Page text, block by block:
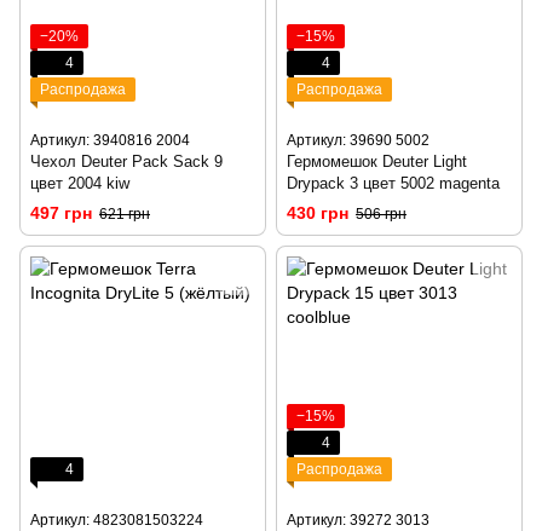
−20%
4
Распродажа
Артикул: 3940816 2004
Чехол Deuter Pack Sack 9
цвет 2004 kiw
497 грн 621 грн
−15%
4
Распродажа
Артикул: 39690 5002
Гермомешок Deuter Light
Drypack 3 цвет 5002 magenta
430 грн 506 грн
4
Артикул: 4823081503224
−15%
4
Распродажа
Артикул: 39272 3013